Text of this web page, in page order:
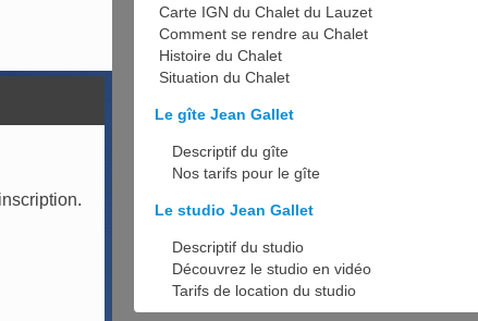
Carte IGN du Chalet du Lauzet
Comment se rendre au Chalet
Histoire du Chalet
Situation du Chalet
Le gîte Jean Gallet
Descriptif du gîte
Nos tarifs pour le gîte
Le studio Jean Gallet
Descriptif du studio
Découvrez le studio en vidéo
Tarifs de location du studio